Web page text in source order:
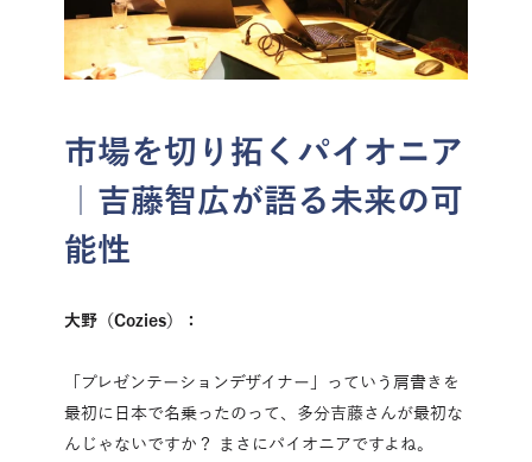
市場を切り拓くパイオニア
｜吉藤智広が語る未来の可
能性
大野（Cozies）：
「プレゼンテーションデザイナー」っていう肩書きを
最初に日本で名乗ったのって、多分吉藤さんが最初な
んじゃないですか？ まさにパイオニアですよね。